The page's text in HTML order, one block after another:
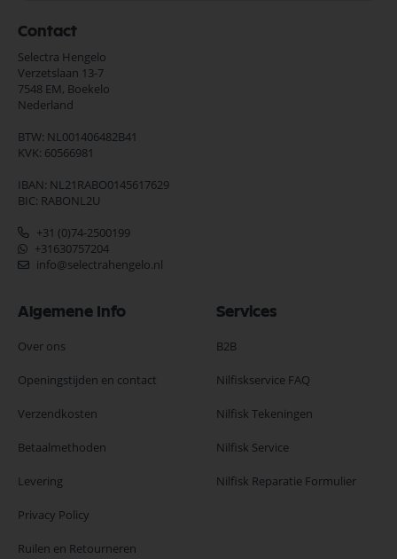
Contact
Selectra Hengelo
Verzetslaan 13-7
7548 EM, Boekelo
Nederland
BTW: NL001406482B41
KVK: 60566981
IBAN: NL21RABO0145617629
BIC: RABONL2U
+31 (0)74-2500199
+31630757204
info@selectrahengelo.nl
Algemene Info
Over ons
Openingstijden en contact
Verzendkosten
Betaalmethoden
Levering
Privacy Policy
Ruilen en Retourneren
Services
B2B
Nilfiskservice FAQ
Nilfisk Tekeningen
Nilfisk Service
Nilfisk Reparatie Formulier